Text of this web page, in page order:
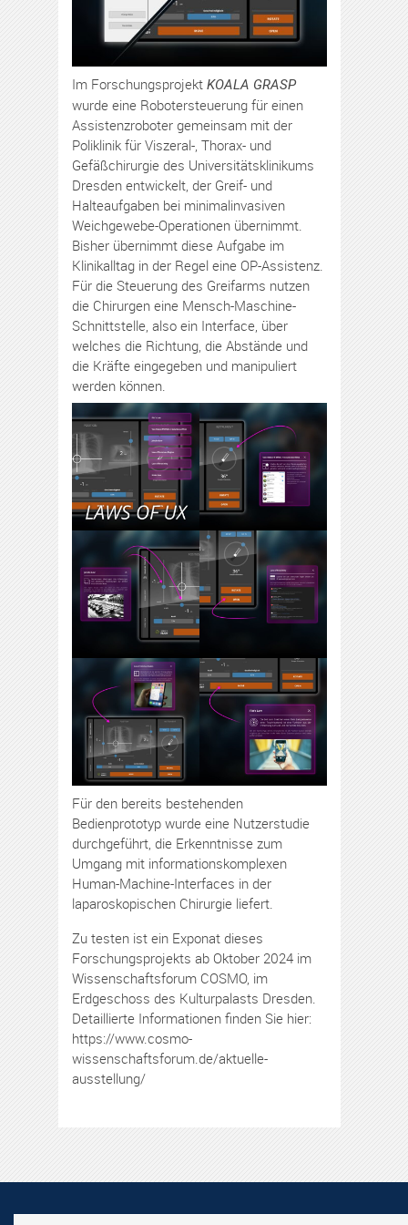
Im Forschungsprojekt KOALA GRASP
wurde eine Robotersteuerung für einen
Assistenzroboter gemeinsam mit der
Poliklinik für Viszeral-, Thorax- und
Gefäßchirurgie des Universitätsklinikums
Dresden entwickelt, der Greif- und
Halteaufgaben bei minimalinvasiven
Weichgewebe-Operationen übernimmt.
Bisher übernimmt diese Aufgabe im
Klinikalltag in der Regel eine OP-Assistenz.
Für die Steuerung des Greifarms nutzen
die Chirurgen eine Mensch-Maschine-
Schnittstelle, also ein Interface, über
welches die Richtung, die Abstände und
die Kräfte eingegeben und manipuliert
werden können.
Für den bereits bestehenden
Bedienprototyp wurde eine Nutzerstudie
durchgeführt, die Erkenntnisse zum
Umgang mit informationskomplexen
Human-Machine-Interfaces in der
laparoskopischen Chirurgie liefert.
Zu testen ist ein Exponat dieses
Forschungsprojekts ab Oktober 2024 im
Wissenschaftsforum COSMO, im
Erdgeschoss des Kulturpalasts Dresden.
Detaillierte Informationen finden Sie hier:
https://www.cosmo-
wissenschaftsforum.de/aktuelle-
ausstellung/